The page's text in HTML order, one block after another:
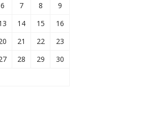
6 7 8
9
14 15
16
21 22
23
28 29
30